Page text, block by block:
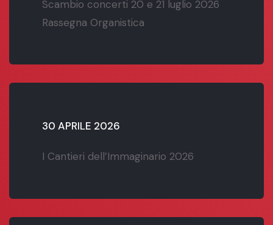
Scambio concerti 20 e 21 luglio 2026
Rassegna Organistica
30 APRILE 2026
I Cantieri dell’Immaginario 2026